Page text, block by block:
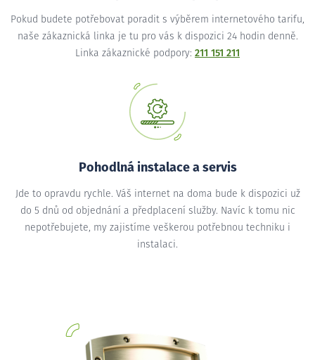
Pokud budete potřebovat poradit s výběrem internetového tarifu,
naše zákaznická linka je tu pro vás k dispozici 24 hodin denně.
Linka zákaznické podpory: 211 151 211
Pohodlná instalace a servis
Jde to opravdu rychle. Váš internet na doma bude k dispozici už
do 5 dnů od objednání a předplacení služby. Navíc k tomu nic
nepotřebujete, my zajistíme veškerou potřebnou techniku i
instalaci.